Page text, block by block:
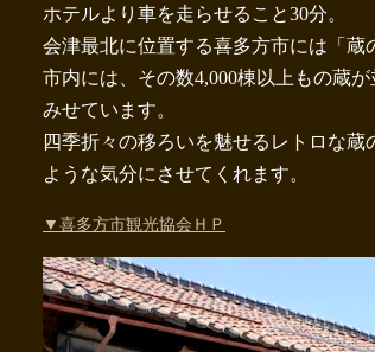
ホテルより車を走らせること30分。
会津最北に位置する喜多方市には「蔵
市内には、その数4,000棟以上もの蔵
みせています。
四季折々の移ろいを魅せるレトロな
ような気分にさせてくれます。
▼喜多方市観光協会ＨＰ